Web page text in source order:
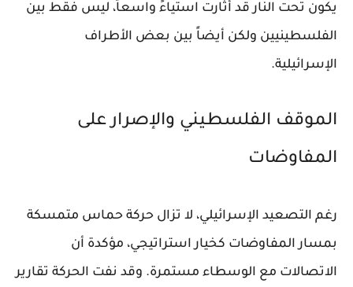
يكون تحت النار قد أثارت استياءً واسعاً، ليس فقط بين
الفلسطينيين ولكن أيضاً بين بعض الأطراف
الإسرائيلية.
الموقف الفلسطيني والإصرار على
المفاوضات
رغم التصعيد الإسرائيلي، لا تزال حركة حماس متمسكة
بمسار المفاوضات كخيار استراتيجي، مؤكدة أن
الاتصالات مع الوسطاء مستمرة. وقد نفت الحركة تقارير